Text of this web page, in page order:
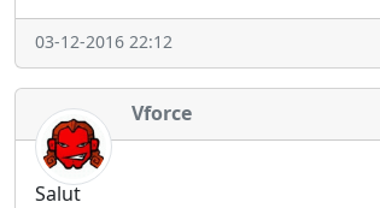
03-12-2016 22:12
Vforce
Salut